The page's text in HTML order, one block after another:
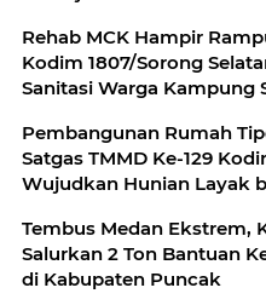
Rehab MCK Hampir
Kodim 1807/Sorong
Sanitasi Warga Kampung
Pembangunan Rumah
Satgas TMMD Ke-129
Wujudkan Hunian Layak
Tembus Medan Ekstrem,
Salurkan 2 Ton Bantuan
di Kabupaten Puncak